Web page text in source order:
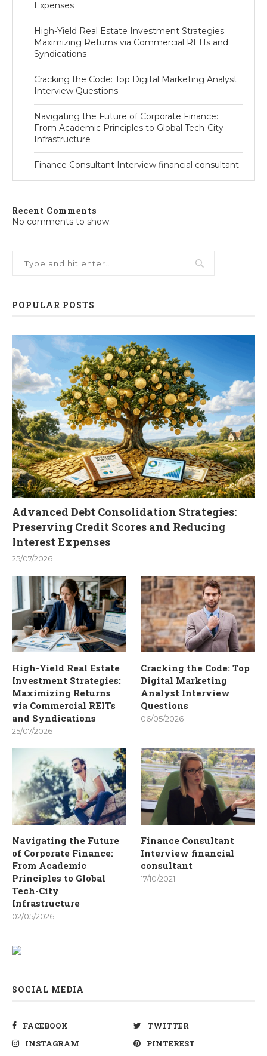
Expenses
High-Yield Real Estate Investment Strategies:
Maximizing Returns via Commercial REITs and
Syndications
Cracking the Code: Top Digital Marketing Analyst
Interview Questions
Navigating the Future of Corporate Finance:
From Academic Principles to Global Tech-City
Infrastructure
Finance Consultant Interview financial consultant
Recent Comments
No comments to show.
POPULAR POSTS
Advanced Debt Consolidation Strategies:
Preserving Credit Scores and Reducing
Interest Expenses
25/07/2026
High-Yield Real Estate
Investment Strategies:
Maximizing Returns
via Commercial REITs
and Syndications
25/07/2026
Cracking the Code: Top
Digital Marketing
Analyst Interview
Questions
06/05/2026
Navigating the Future
of Corporate Finance:
From Academic
Principles to Global
Tech-City
Infrastructure
02/05/2026
Finance Consultant
Interview financial
consultant
17/10/2021
SOCIAL MEDIA
FACEBOOK
TWITTER
INSTAGRAM
PINTEREST